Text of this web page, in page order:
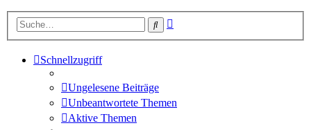
Suche
Schnellzugriff
Ungelesene Beiträge
Unbeantwortete Themen
Aktive Themen